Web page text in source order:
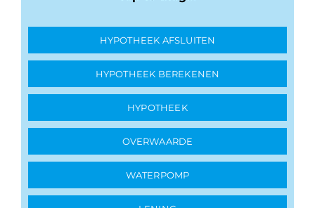
HYPOTHEEK AFSLUITEN
HYPOTHEEK BEREKENEN
HYPOTHEEK
OVERWAARDE
WATERPOMP